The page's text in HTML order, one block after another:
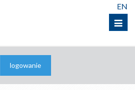
Menu
EN
logowanie